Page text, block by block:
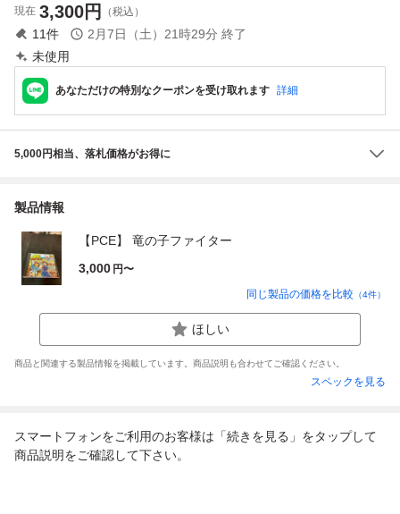
現在 3,300円 （税込）
11件 2月7日（土）21時29分 終了
未使用
あなただけの特別なクーポンを受け取れます 詳細
5,000円相当、落札価格がお得に
製品情報
【PCE】 竜の子ファイター
3,000 円〜
同じ製品の価格を比較 （4件）
ほしい
商品と関連する製品情報を掲載しています。商品説明も合わせてご確認ください。
スペックを見る
スマートフォンをご利用のお客様は「続きを見る」をタップして
商品説明をご確認して下さい。